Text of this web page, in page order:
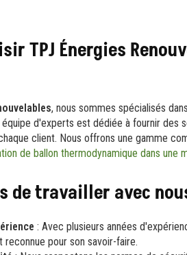
TPJ Énergies
, nous sommes spécialisés
d'experts est dédiée à fournir des
client. Nous offrons une gamme
de ballon thermodynamique dans une
de travailler avec
: Avec plusieurs années
reconnue pour son savoir-faire.